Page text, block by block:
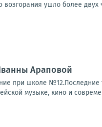
ушло более двух
Араповой
при школе №12.Последние
музыке, кино и